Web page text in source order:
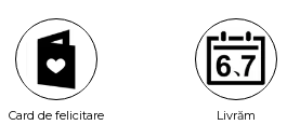
Card de felicitare
Livrăm